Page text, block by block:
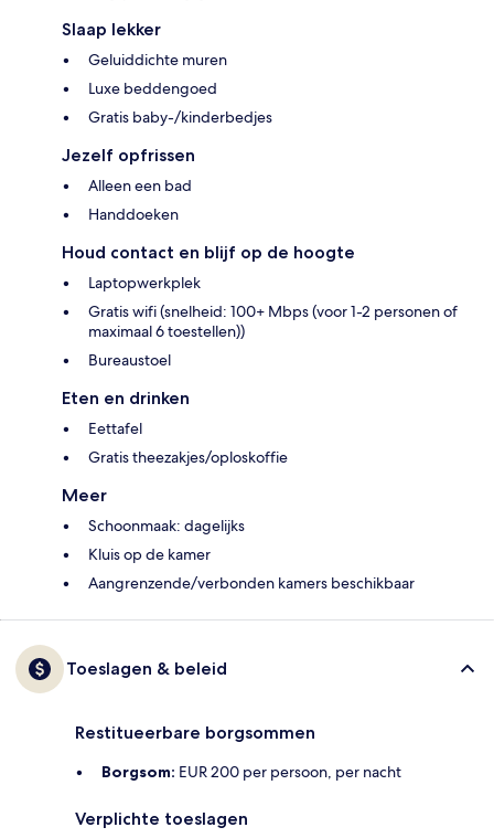
Slaap lekker
Geluiddichte muren
Luxe beddengoed
Gratis baby-/kinderbedjes
Jezelf opfrissen
Alleen een bad
Handdoeken
Houd contact en blijf op de hoogte
Laptopwerkplek
Gratis wifi (snelheid: 100+ Mbps (voor 1-2 personen of
maximaal 6 toestellen))
Bureaustoel
Eten en drinken
Eettafel
Gratis theezakjes/oploskoffie
Meer
Schoonmaak: dagelijks
Kluis op de kamer
Aangrenzende/verbonden kamers beschikbaar
Toeslagen & beleid
Restitueerbare borgsommen
Borgsom: EUR 200 per persoon, per nacht
Verplichte toeslagen